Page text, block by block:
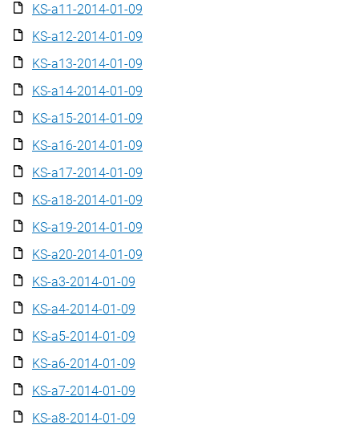
KS-a11-2014-01-09
KS-a12-2014-01-09
KS-a13-2014-01-09
KS-a14-2014-01-09
KS-a15-2014-01-09
KS-a16-2014-01-09
KS-a17-2014-01-09
KS-a18-2014-01-09
KS-a19-2014-01-09
KS-a20-2014-01-09
KS-a3-2014-01-09
KS-a4-2014-01-09
KS-a5-2014-01-09
KS-a6-2014-01-09
KS-a7-2014-01-09
KS-a8-2014-01-09